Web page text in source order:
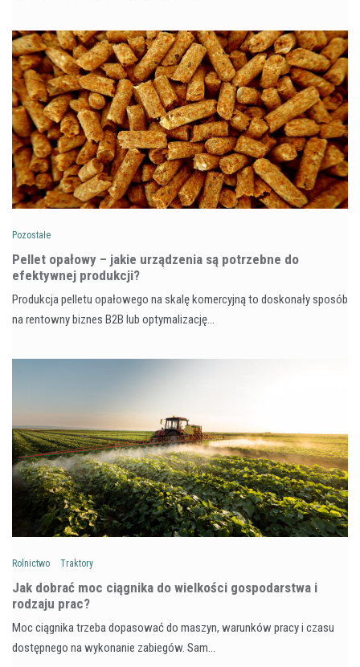
Pozostałe
Pellet opałowy – jakie urządzenia są potrzebne do
efektywnej produkcji?
Produkcja pelletu opałowego na skalę komercyjną to doskonały sposób
na rentowny biznes B2B lub optymalizację…
Rolnictwo Traktory
Jak dobrać moc ciągnika do wielkości gospodarstwa i
rodzaju prac?
Moc ciągnika trzeba dopasować do maszyn, warunków pracy i czasu
dostępnego na wykonanie zabiegów. Sam…